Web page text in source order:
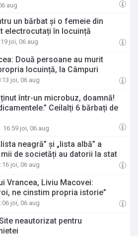
aug
un bărbat și o femeie din
electrocutați în locuință
joi, 06 aug
Două persoane au murit
locuință, la Câmpuri
joi, 06 aug
într-un microbuz, doamnă!
Ceilalți 6 bărbați de
16:59 joi, 06 aug
neagră” și „lista albă” a
de societăți au datorii la stat
joi, 06 aug
Vrancea, Liviu Macovei:
ne cinstim propria istorie”
joi, 06 aug
neautorizat pentru